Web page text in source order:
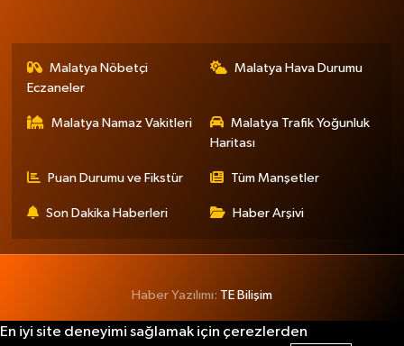
Malatya Nöbetçi
Eczaneler
Malatya Hava Durumu
Malatya Namaz Vakitleri
Malatya Trafik Yoğunluk
Haritası
Puan Durumu ve Fikstür Tüm Manşetler
Son Dakika Haberleri Haber Arşivi
Haber Yazılımı: TE Bilişim
En iyi site deneyimi sağlamak için çerezlerden